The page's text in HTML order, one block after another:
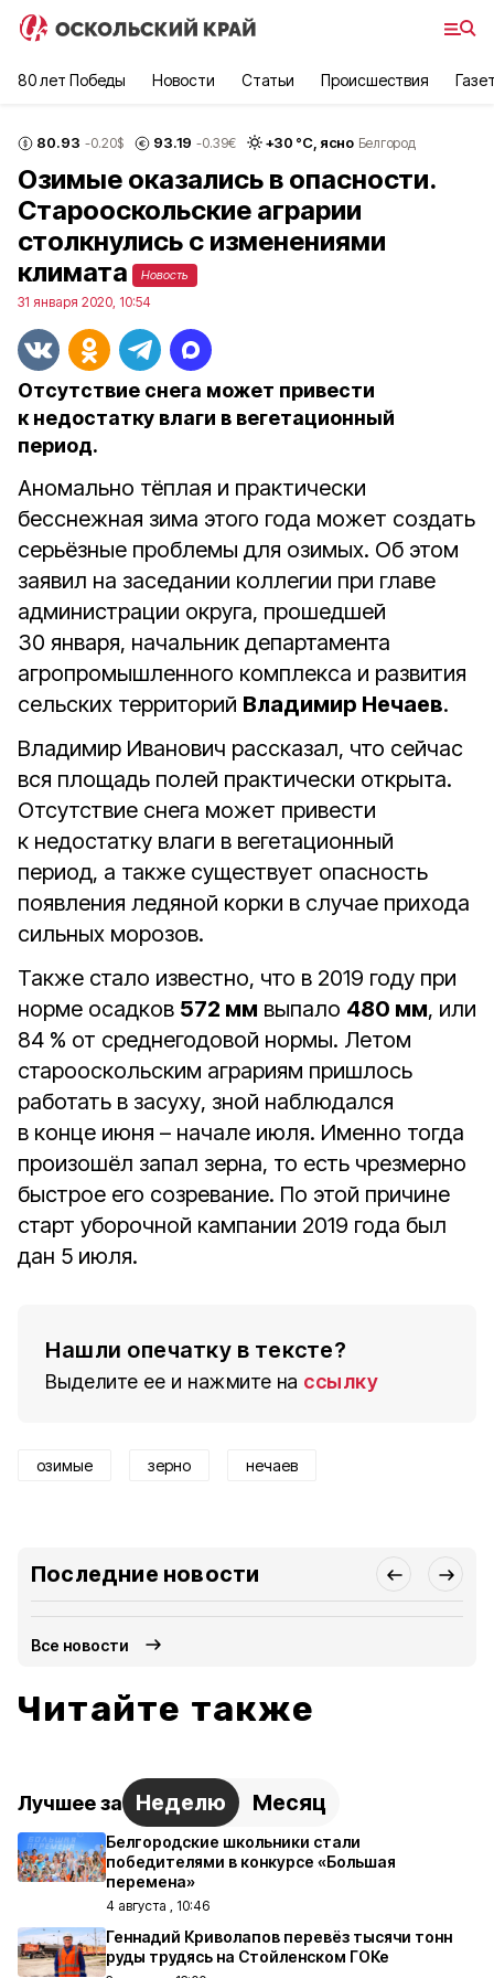
80 лет Победы Новости Статьи Происшествия
80.93 -0.20$ 93.19 -0.39€ +30 °С, ясно Белгород
Озимые оказались в опасности.
Старооскольские аграрии
столкнулись с изменениями
климата
Новость
31 января 2020, 10:54
Отсутствие снега может привести
к недостатку влаги в вегетационный
период.
Аномально тёплая и практически
бесснежная зима этого года может создать
серьёзные проблемы для озимых. Об этом
заявил на заседании коллегии при главе
администрации округа, прошедшей
30 января, начальник департамента
агропромышленного комплекса и развития
сельских территорий Владимир Нечаев.
Владимир Иванович рассказал, что сейчас
вся площадь полей практически открыта.
Отсутствие снега может привести
к недостатку влаги в вегетационный
период, а также существует опасность
появления ледяной корки в случае прихода
сильных морозов.
Также стало известно, что в 2019 году при
норме осадков 572 мм выпало 480 мм, или
84 % от среднегодовой нормы. Летом
старооскольским аграриям пришлось
работать в засуху, зной наблюдался
в конце июня – начале июля. Именно тогда
произошёл запал зерна, то есть чрезмерно
быстрое его созревание. По этой причине
старт уборочной кампании 2019 года был
дан 5 июля.
Нашли опечатку в тексте?
Выделите ее и нажмите на ссылку
озимые зерно нечаев
Последние новости
Все новости
Читайте также
Лучшее за Неделю Месяц
Белгородские школьники стали
победителями в конкурсе «Большая
перемена»
4 августа , 10:46
Геннадий Криволапов перевёз тысячи тонн
руды трудясь на Стойленском ГОКе